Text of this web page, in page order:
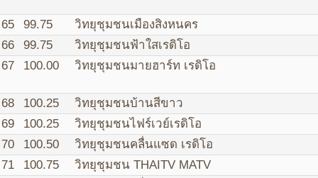
65 99.75
วิทยุชุมชนเมืองสิงหนคร
66
99.75
วิทยุชุมชนฟ้าใสเรดิโอ
67
100.00 วิทยุชุมชนมายฮาร์ท เรดิโอ
68 100.25
วิทยุชุมชนบ้านสีขาว
69
100.25
วิทยุชุมชนไฟร์เวย์เรดิโอ
70
100.50
วิทยุชุมชนคลื่นแซด เรดิโอ
71
100.75
วิทยุชุมชน THAITV MATV